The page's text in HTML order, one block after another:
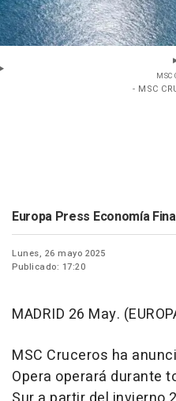
MSC
- MSC
Europa Press Economía
Lunes, 26 mayo 2025
Publicado: 17:20
MADRID 26 May.
MSC Cruceros ha
Opera operará durante